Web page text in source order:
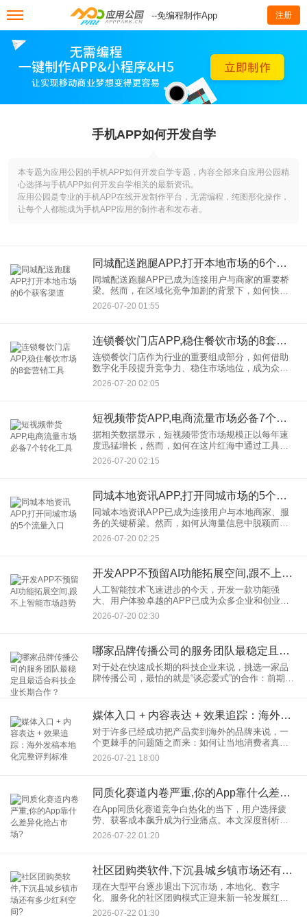
--免编程制作App 注册
手机APP如何开发自学
本专题为应用公园的手机APP如何开发自学专题，内容全部来自应用公园精
心选择与手机APP如何开发自学相关的最新资讯。
应用公园是专业的手机APP在线开发制作平台，无需编程，纯图形化操作，
让每个人都能成为手机APP应用的制作者和发布者。
同城配送跑腿APP,打开本地市场的6个获客渠道
同城配送跑腿APP已成为连接用户与商家的重要桥
梁。然而，在区域化竞争加剧的背景下，如何快速
获取本地用户、建立品牌认知度，成为企业破局的
关键。以下6个经过验证的APP获客渠道，可帮助企
2026-07-20 01:55
连锁餐饮门店APP,稳住餐饮市场的8套营销工具
连锁餐饮门店作为行业的重要组成部分，如何借助
数字化手段提升竞争力、稳住市场地位，成为众多
企业关注的焦点。其中，连锁餐饮门店APP作为连
接消费者与品牌的关键桥梁，其营销工具的应用至
2026-07-20 02:05
短视频带货APP,电商流量市场必备7个转化工具
据相关数据显示，短视频带货市场规模正以每年速
度迅猛增长，然而，如何在这片红海中通过工具提
升转化率，成为商家们亟待解决的核心痛点。本文
深度解析短视频带货APP必备的7个转化工具，涵盖
2026-07-20 02:15
同城本地资讯APP,打开同城市场的5个流量入口
同城本地资讯APP已成为连接用户与本地商家、服
务的关键桥梁。然而，如何从海量信息中脱颖而
出，精准触达本地用户？本文将揭秘5大核心流量入
口，助你快速打开同城市场。短视频平台为同城本
2026-07-20 02:25
开发APP不预留AI功能拓展空间,跟不上智能市场趋势
人工智能技术飞速进步的今天，开发一款功能强
大、用户体验卓越的APP已成为众多企业和创业者
的首选。然而，一个不容忽视的趋势是，开发APP
时若不预留AI功能拓展空间，将难以跟上智能市场
2026-07-20 02:30
哪家品牌传播公司的服务团队最稳定且最适合科技企业长期合作？
对于处在快速成长期的科技企业来说，挑选一家品
牌传播公司，最怕的就是“谈恋爱式”的合作：前期甜
稳定，每一次沟通都要
媒体入口 + 内容表达 + 效果追踪：海外发稿本地化完整评判标准
对于许多已经成功把产品卖到海外的品牌来说，一
个更棘手的问题随之而来：如何让当地消费者真
正“认识”并“信任”你？答案往往藏在本地主流媒体的
报道里。但实际操作中，很多市场负责人发现，辛
2026-07-21 18:00
同质化赛道内卷严重,你的App靠什么差异化抢占市场?
在App同质化赛道竞争白热化的当下，用户选择疲
劳、获客成本飙升成为行业痛点。本文深度剖析七
喜汽水、Keep、微信读书等经典案例，揭示品类对
立、价值聚焦、场景细分三大差异化路径，结合AI
2026-07-22 01:20
社区团购类软件,下沉县城乡镇市场还有多少红利空间?
现在大型平台逐步退出下沉市场，本地化、数字
化、服务化的社区团购模式正迎来新一轮发展红
利。本文将从市场规模、用户需求、竞争格局及技
术赋能四个维度，解析社区团购类软件在下沉县城
2026-07-22 01:30